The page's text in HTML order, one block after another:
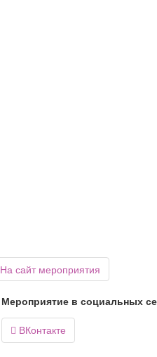
На сайт мероприятия
Мероприятие в социальных
 ВКонтакте